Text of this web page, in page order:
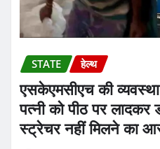
STATE हेल्थ
एसकेएमसीएच की व्यवस्था
पत्नी को पीठ पर लादकर
स्ट्रेचर नहीं मिलने का